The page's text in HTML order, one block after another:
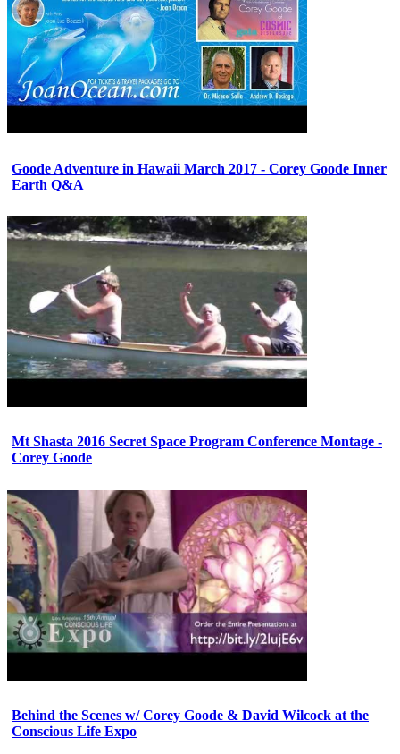
Goode Adventure in Hawaii March 2017 - Corey Goode Inner
Earth Q&A
Mt Shasta 2016 Secret Space Program Conference Montage -
Corey Goode
Behind the Scenes w/ Corey Goode & David Wilcock at the
Conscious Life Expo